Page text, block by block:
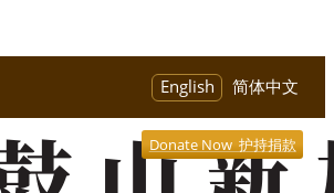
English 简体中文
Donate Now 护持捐款